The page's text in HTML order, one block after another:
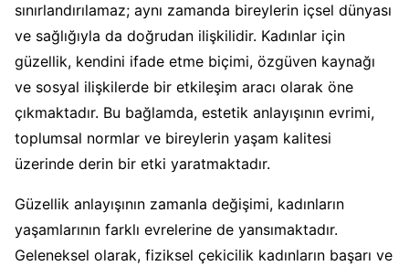
sınırlandırılamaz; aynı zamanda bireylerin içsel dünyası
ve sağlığıyla da doğrudan ilişkilidir. Kadınlar için
güzellik, kendini ifade etme biçimi, özgüven kaynağı
ve sosyal ilişkilerde bir etkileşim aracı olarak öne
çıkmaktadır. Bu bağlamda, estetik anlayışının evrimi,
toplumsal normlar ve bireylerin yaşam kalitesi
üzerinde derin bir etki yaratmaktadır.
Güzellik anlayışının zamanla değişimi, kadınların
yaşamlarının farklı evrelerine de yansımaktadır.
Geleneksel olarak, fiziksel çekicilik kadınların başarı ve